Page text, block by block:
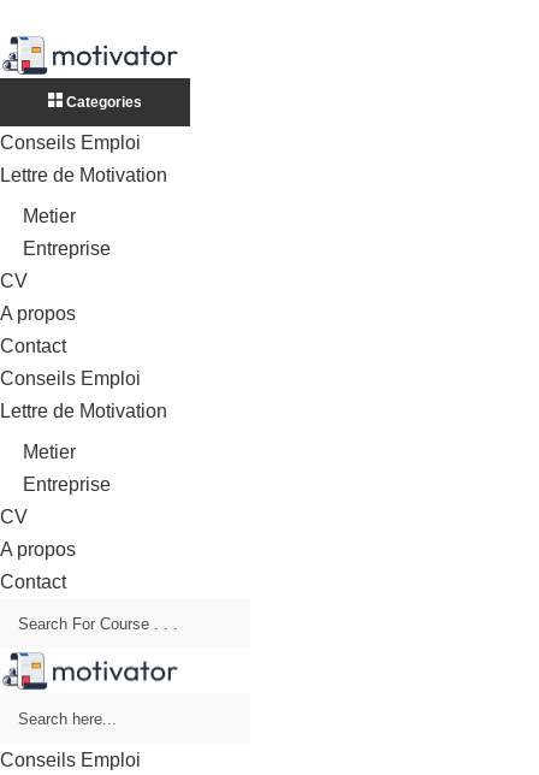
Categories
Conseils Emploi
Lettre de Motivation
Metier
Entreprise
CV
A propos
Contact
Conseils Emploi
Lettre de Motivation
Metier
Entreprise
CV
A propos
Contact
Conseils Emploi